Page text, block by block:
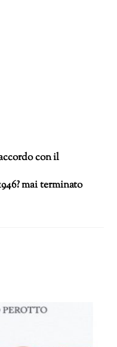
con il
mai terminato